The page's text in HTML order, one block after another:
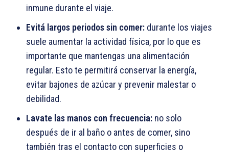
inmune durante el viaje.
Evitá largos periodos sin comer: durante los viajes
suele aumentar la actividad física, por lo que es
importante que mantengas una alimentación
regular. Esto te permitirá conservar la energía,
evitar bajones de azúcar y prevenir malestar o
debilidad.
Lavate las manos con frecuencia: no solo
después de ir al baño o antes de comer, sino
también tras el contacto con superficies o